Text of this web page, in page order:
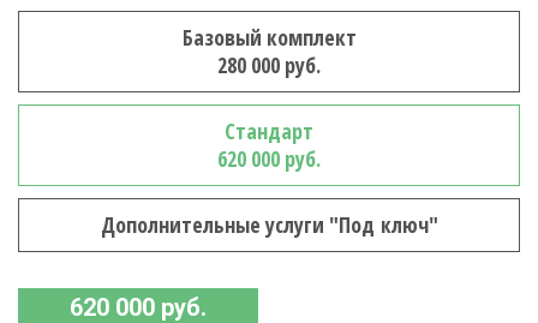
Базовый комплект
280 000 руб.
Стандарт
620 000 руб.
Дополнительные услуги "Под ключ"
620 000 руб.